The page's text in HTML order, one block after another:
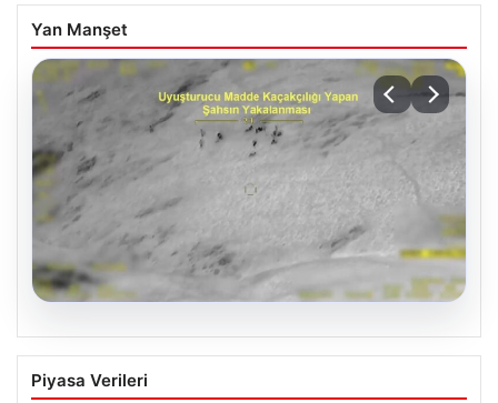
Yan Manşet
07.08.2026
Hakkari’de JİHA Destekli Operasyonda
253 Kilo Uyuşturucu Ele Geçirildi
Piyasa Verileri